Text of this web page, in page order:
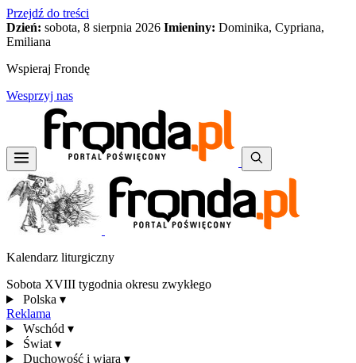
Przejdź do treści
Dzień: sobota, 8 sierpnia 2026 Imieniny: Dominika, Cypriana,
Emiliana
Wspieraj Frondę
Wesprzyj nas
Kalendarz liturgiczny
Sobota XVIII tygodnia okresu zwykłego
Polska ▾
Reklama
Wschód ▾
Świat ▾
Duchowość i wiara ▾